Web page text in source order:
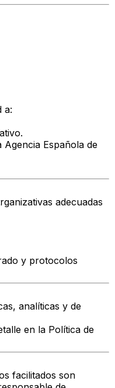
a:
Española de
adecuadas
y protocolos
analíticas y de
en la Política de
facilitados son